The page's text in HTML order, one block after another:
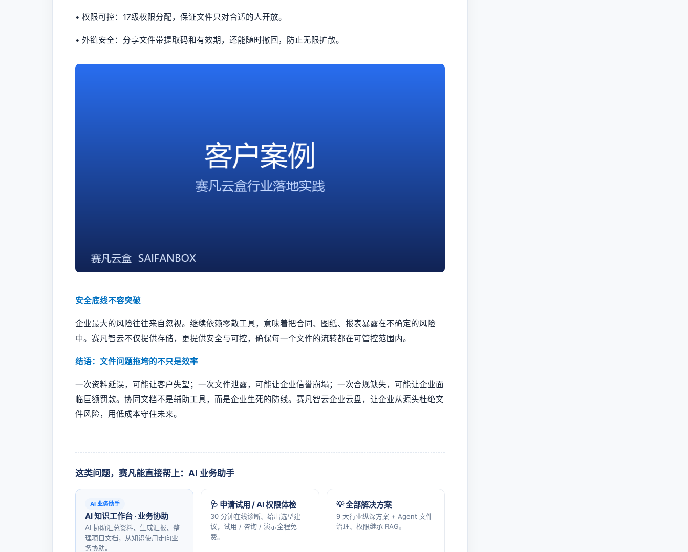
• 权限可控：17级权限分配，保证文件只对合适的人开放。
• 外链安全：分享文件带提取码和有效期，还能随时撤回，防止无限扩散。
安全底线不容突破
企业最大的风险往往来自忽视。继续依赖零散工具，意味着把合同、图纸、报表暴露在不确定的风险
中。赛凡智云不仅提供存储，更提供安全与可控，确保每一个文件的流转都在可管控范围内。
结语：文件问题拖垮的不只是效率
一次资料延误，可能让客户失望；一次文件泄露，可能让企业信誉崩塌；一次合规缺失，可能让企业面
临巨额罚款。协同文档不是辅助工具，而是企业生死的防线。赛凡智云企业云盘，让企业从源头杜绝文
件风险，用低成本守住未来。
这类问题，赛凡能直接帮上：AI 业务助手
AI 业务助手
AI 知识工作台 · 业务协助
AI 协助汇总资料、生成汇报、整
理项目文档，从知识使用走向业
务协助。
🩺 申请试用 / AI 权限体检
30 分钟在线诊断、给出选型建
议，试用 / 咨询 / 演示全程免
费。
💡 全部解决方案
9 大行业纵深方案 + Agent 文件
治理、权限继承 RAG。